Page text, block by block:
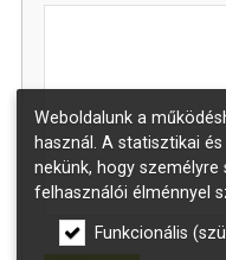
-
-
Weboldalunk a
használ. A statisztikai
nekünk, hogy
felhasználói élménnyel
Funkcionális